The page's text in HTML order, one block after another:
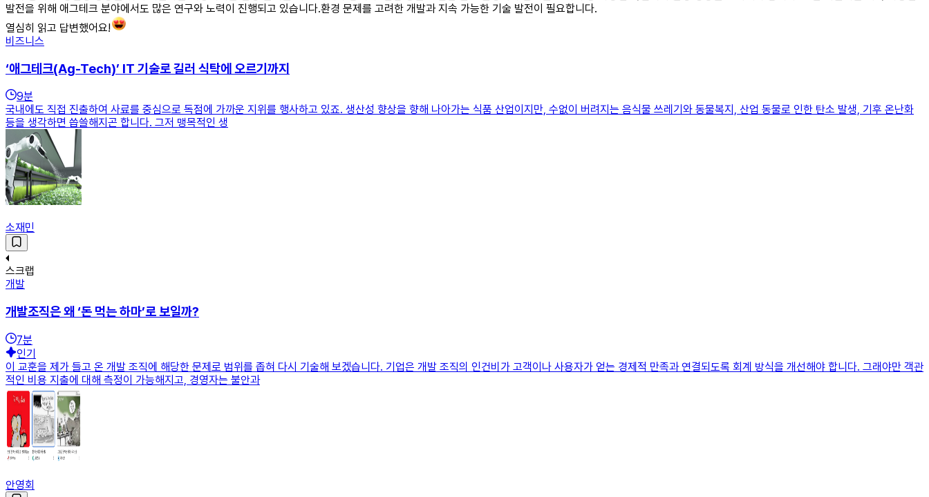
발전을 위해 애그테크 분야에서도 많은 연구와 노력이 진행되고 있습니다.환경 문제를 고려한 개발과 지속 가능한 기술 발전이 필요합니다.
열심히 읽고 답변했어요!
비즈니스
‘애그테크(Ag-Tech)’ IT 기술로 길러 식탁에 오르기까지
9분
국내에도 직접 진출하여 사료를 중심으로 독점에 가까운 지위를 행사하고 있죠. 생산성 향상을 향해 나아가는 식품 산업이지만, 수없이 버려지는 음식물 쓰레기와 동물복지, 산업 동물로 인한 탄소 발생, 기후 온난화
등을 생각하면 씁쓸해지곤 합니다. 그저 맹목적인 생
소재민
스크랩
개발
개발조직은 왜 ‘돈 먹는 하마’로 보일까?
7분
인기
이 교훈을 제가 들고 온 개발 조직에 해당한 문제로 범위를 좁혀 다시 기술해 보겠습니다. 기업은 개발 조직의 인건비가 고객이나 사용자가 얻는 경제적 만족과 연결되도록 회계 방식을 개선해야 합니다. 그래야만 객관
적인 비용 지출에 대해 측정이 가능해지고, 경영자는 불안과
안영회